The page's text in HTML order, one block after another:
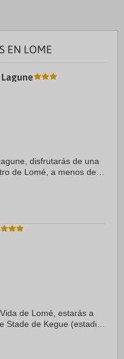
EN LOME
disfrutarás de una
de Lomé, a menos de
...
de Lomé, estarás a
Stade de Kegue (estadio)